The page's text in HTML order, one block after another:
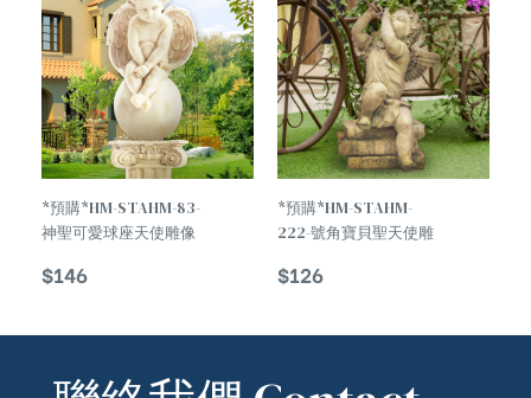
*預購*HM-STAHM-83-
神聖可愛球座天使雕像
Baby Doll Statue
$146
*預購*HM-STAHM-
222-號角寶貝聖天使雕
Statue
$126